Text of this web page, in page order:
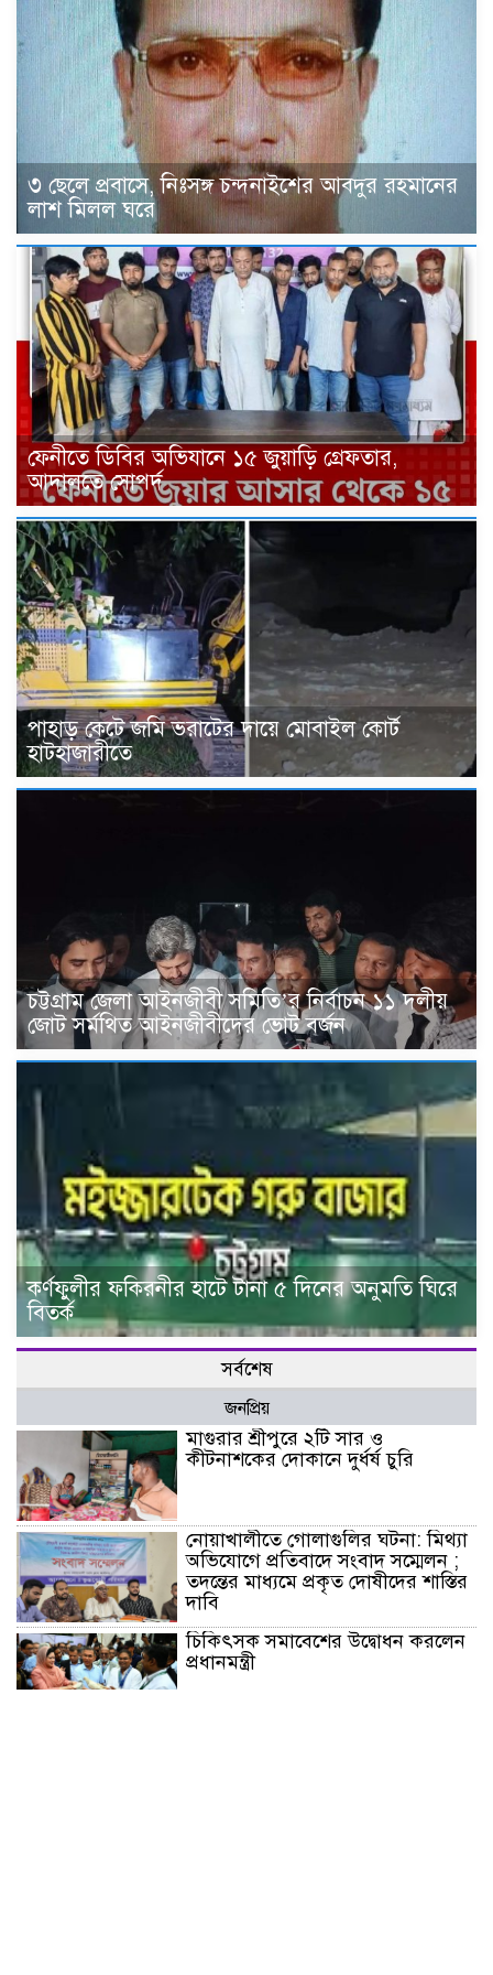
৩ ছেলে প্রবাসে, নিঃসঙ্গ চন্দনাইশের আবদুর রহমানের
লাশ মিলল ঘরে
ফেনীতে ডিবির অভিযানে ১৫ জুয়াড়ি গ্রেফতার,
আদালতে সোপর্দ
পাহাড় কেটে জমি ভরাটের দায়ে মোবাইল কোর্ট
হাটহাজারীতে
চট্টগ্রাম জেলা আইনজীবী সমিতি’র নির্বাচন ১১ দলীয়
জোট সর্মথিত আইনজীবীদের ভোট বর্জন
কর্ণফুলীর ফকিরনীর হাটে টানা ৫ দিনের অনুমতি ঘিরে
বিতর্ক
সর্বশেষ
জনপ্রিয়
মাগুরার শ্রীপুরে ২টি সার ও
কীটনাশকের দোকানে দুর্ধর্ষ চুরি
নোয়াখালীতে গোলাগুলির ঘটনা: মিথ্যা
অভিযোগে প্রতিবাদে সংবাদ সম্মেলন ;
তদন্তের মাধ্যমে প্রকৃত দোষীদের শাস্তির
দাবি
চিকিৎসক সমাবেশের উদ্বোধন করলেন
প্রধানমন্ত্রী